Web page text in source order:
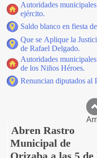
Autoridades
ejército.
Saldo blanco en fiesta
Que se Aplique la
de Rafael Delgado.
Autoridades
de los Niños Héroes.
Renuncian diputados al
Abren Rastro
Municipal de